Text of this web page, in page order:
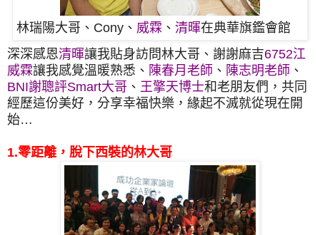
林瑞陽大哥、Cony、 威霖 、 清暉在典華旗鑑會館
深深感恩清暉讓我貼身訪問林大哥、謝謝麻吉6752江
威霖讓我感覺溫暖熟悉、 陳春月老師 、 陳志明老師 、
BNI謝聰評Smart大哥 、 王擎天博士和老朋友們，共同
經歷這份美好，分享幸福快樂，緣起不滅就從現在開
始…
1.零距離，脫下西裝的林大哥